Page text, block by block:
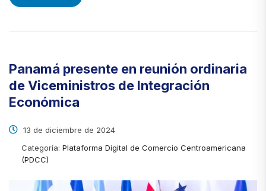
Panamá presente en reunión ordinaria
de Viceministros de Integración
Económica
13 de diciembre de 2024
Categoría: Plataforma Digital de Comercio Centroamericana
(PDCC)